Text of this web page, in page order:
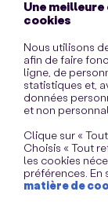
Une
cookies
Nous utilisons
afin de faire
ligne, de
statistiques et,
données
et non
Clique sur «
Choisis « Tout
les cookies
préférences. En
matière de